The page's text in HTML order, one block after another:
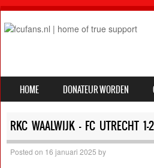
MENU
SKIP TO CONTENT
HOME DONATEUR WORDEN
RKC WAALWIJK – FC UTRECHT
Posted on 16 januari 2025 by